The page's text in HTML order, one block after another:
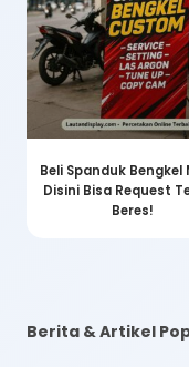
Beli Spanduk Bengkel
Disini Bisa Request
Beres!
Berita & Artikel